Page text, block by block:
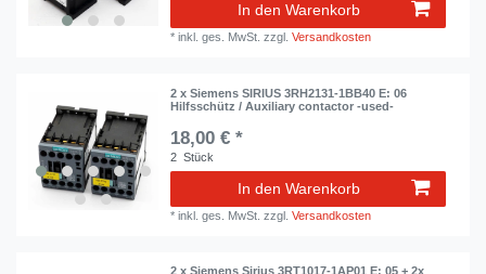
In den Warenkorb
*inkl. ges. MwSt. zzgl.Versandkosten
2 x Siemens SIRIUS 3RH2131-1BB40 E: 06
Hilfsschütz / Auxiliary contactor -used-
18,00 € *
2 Stück
In den Warenkorb
*inkl. ges. MwSt. zzgl.Versandkosten
2 x Siemens Sirius 3RT1017-1AP01 E: 05 + 2x